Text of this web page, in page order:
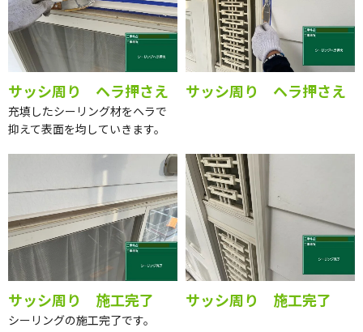
サッシ周り ヘラ押さえ
充填したシーリング材をヘラで
抑えて表面を均していきます。
サッシ周り ヘラ押さえ
サッシ周り 施工完了
シーリングの施工完了です。
サッシ周り 施工完了